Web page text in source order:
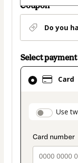
Coupon
Do you
Select
Card
Use
Card
selected
method